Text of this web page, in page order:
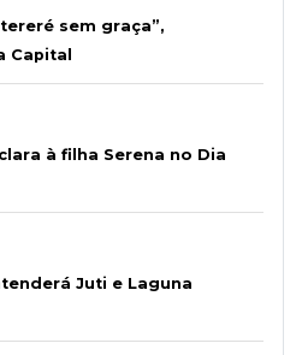
sem graça”,
Capital
à filha Serena no Dia
Juti e Laguna